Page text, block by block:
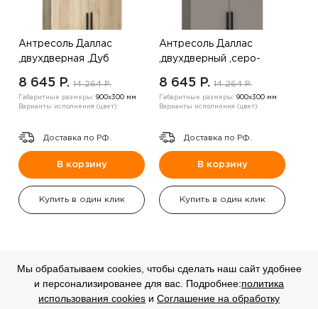
Антресоль Даллас
,двухдверная ,Дуб
8 645 P. 14 264 P.
Габаритные размеры: 900х300 мм
Варианты исполнения (цвет):
Доставка по РФ.
В корзину
Купить в один клик
Антресоль Даллас
,двухдверный ,серо-
8 645 P. 14 264 P.
Габаритные размеры: 900х300 мм
Варианты исполнения (цвет):
Доставка по РФ.
В корзину
Купить в один клик
-20%
СКИДКА
-20%
СКИДКА
Мы обрабатываем cookies, чтобы сделать наш сайт удобнее
и персонализированее для вас. Подробнее:политика
использования cookies и Соглашение на обработку